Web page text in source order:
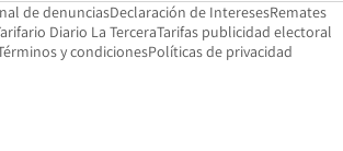
de denunciasOpens in new window
Declaración de InteresesOpens in
Remates
in new window
Diario La TerceraOpens in new window
Tarifas publicidad electoral
in new window
y condicionesPolíticas de privacidad